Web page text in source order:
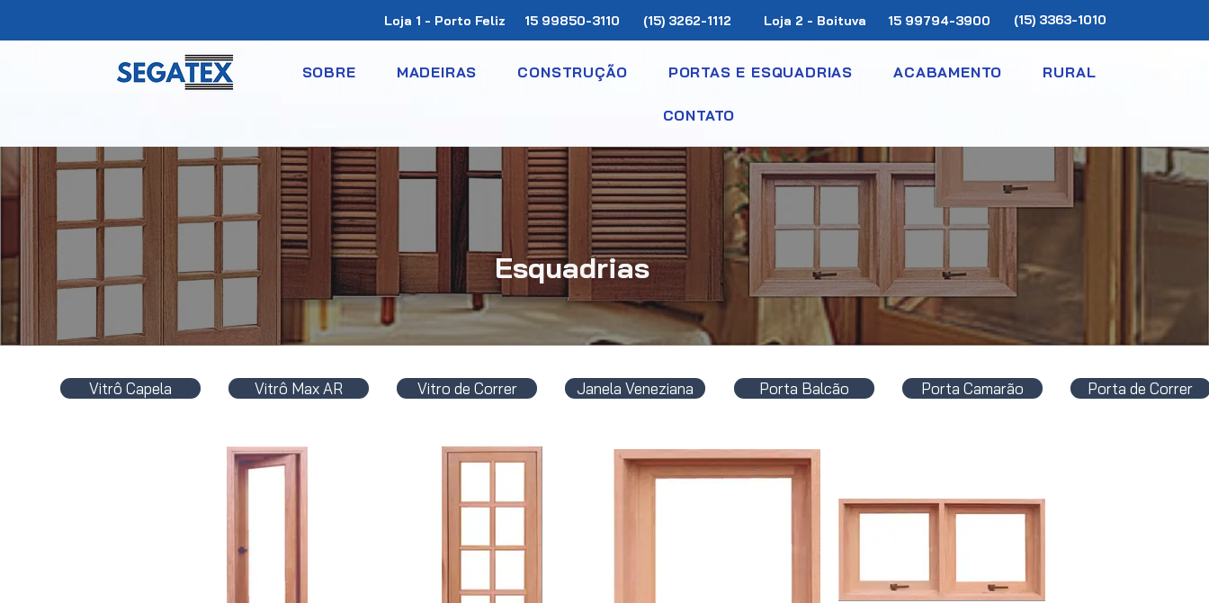
Loja 1 - Porto Feliz ​15 99850-3110 (15) 3262-1112 Loja 2 - Boituva ​15 99794-3900 (15) 3363-1010
SOBRE MADEIRAS CONSTRUÇÃO PORTAS E ESQUADRIAS ACABAMENTO RURAL
CONTATO
Esquadrias
Vitrô Capela Vitrô Max AR Vitro de Correr Janela Veneziana Porta Balcão Porta Camarão Porta de Correr